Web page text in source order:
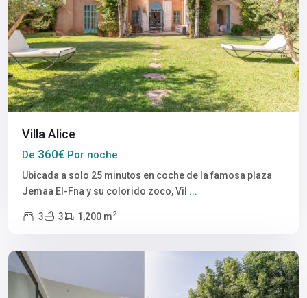
Villa Alice
De 360€ Por noche
Ubicada a solo 25 minutos en coche de la famosa plaza
Jemaa El-Fna y su colorido zoco, Vil ...
3 3 1,200 m2